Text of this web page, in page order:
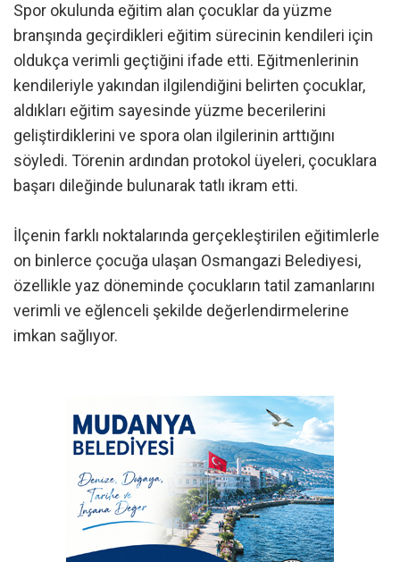
Spor okulunda eğitim alan çocuklar da yüzme
branşında geçirdikleri eğitim sürecinin kendileri için
oldukça verimli geçtiğini ifade etti. Eğitmenlerinin
kendileriyle yakından ilgilendiğini belirten çocuklar,
aldıkları eğitim sayesinde yüzme becerilerini
geliştirdiklerini ve spora olan ilgilerinin arttığını
söyledi. Törenin ardından protokol üyeleri, çocuklara
başarı dileğinde bulunarak tatlı ikram etti.
İlçenin farklı noktalarında gerçekleştirilen eğitimlerle
on binlerce çocuğa ulaşan Osmangazi Belediyesi,
özellikle yaz döneminde çocukların tatil zamanlarını
verimli ve eğlenceli şekilde değerlendirmelerine
imkan sağlıyor.